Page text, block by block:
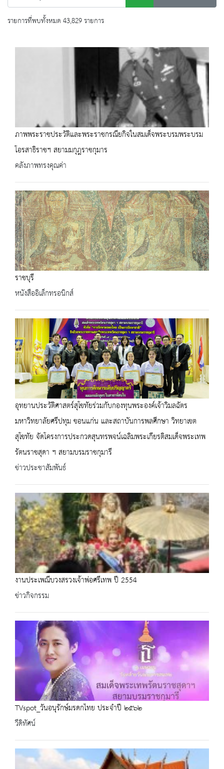
รายการที่พบทั้งหมด 43,829 รายการ
ภาพพระราชประวัติและพระราชกรณียกิจในสมเด็จพระบรมพระบรม
โอรสาธิราชฯ สยามมกุฎราชกุมาร
คลังภาพทรงคุณค่า
ราชบุรี
หนังสืออิเล็กทรอนิกส์
อุทยานประวัติศาสตร์สุโขทัยร่วมกับกองทุนพระองค์เจ้าวิมลฉัตร
มหาวิทยาลัยศรีปทุม ขอนแก่น และสถาบันการพลศึกษา วิทยาเขต
สุโขทัย จัดโครงการประกวดสุนทรพจน์เฉลิมพระเกียรติสมเด็จพระเทพ
รัตนราชสุดา ฯ สยามบรมราชกุมารี
ข่าวประชาสัมพันธ์
งานประเพณีบวงสรวงเจ้าพ่อศรีเทพ ปี 2554
ข่าวกิจกรรม
TVspot_วันอนุรักษ์มรดกไทย ประจำปี ๒๕๖๒
วีดิทัศน์